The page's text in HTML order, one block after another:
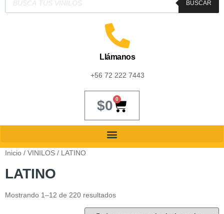
BUSCAR
Llámanos
+56 72 222 7443
$0 0
Inicio / VINILOS / LATINO
LATINO
Mostrando 1–12 de 220 resultados